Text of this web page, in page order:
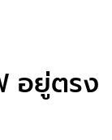
อยู่ตรง